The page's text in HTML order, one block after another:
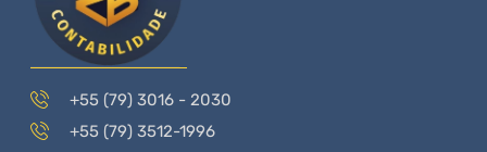
+55 (79) 3016 - 2030
+55 (79) 3512-1996